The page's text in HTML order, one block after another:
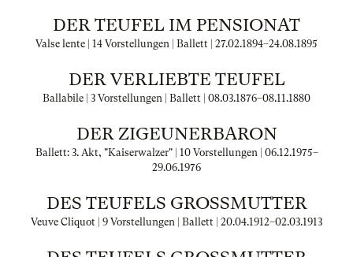
DER TEUFEL IM PENSIONAT
Valse lente | 14 Vorstellungen | Ballett | 27.02.1894–24.08.1895
DER VERLIEBTE TEUFEL
Ballabile | 3 Vorstellungen | Ballett | 08.03.1876–08.11.1880
DER ZIGEUNERBARON
Ballett: 3. Akt, "Kaiserwalzer" | 10 Vorstellungen | 06.12.1975–
29.06.1976
DES TEUFELS GROSSMUTTER
Veuve Cliquot | 9 Vorstellungen | Ballett | 20.04.1912–02.03.1913